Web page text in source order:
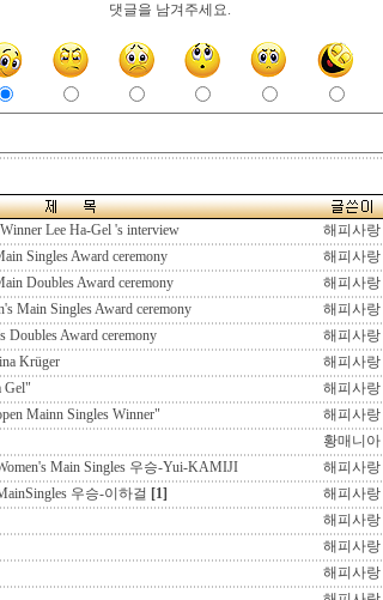
댓글을 남겨주세요.
Lee Ha-Gel 's interview 해피사랑
Singles Award ceremony 해피사랑
Doubles Award ceremony 해피사랑
Main Singles Award ceremony 해피사랑
Doubles Award ceremony 해피사랑
Krüger 해피사랑
Gel" 해피사랑
Mainn Singles Winner" 해피사랑
황매니아
Main Singles 우승-Yui-KAMIJI 해피사랑
우승-이하걸 [1] 해피사랑
해피사랑
해피사랑
해피사랑